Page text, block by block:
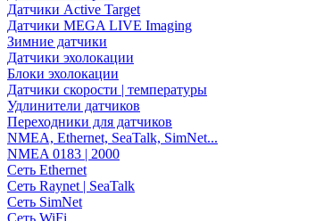
Датчики Active Target
Датчики MEGA LIVE Imaging
Зимние датчики
Датчики эхолокации
Блоки эхолокации
Датчики скорости | температуры
Удлинители датчиков
Переходники для датчиков
NMEA, Ethernet, SeaTalk, SimNet...
NMEA 0183 | 2000
Сеть Ethernet
Сеть Raynet | SeaTalk
Сеть SimNet
Сеть WiFi